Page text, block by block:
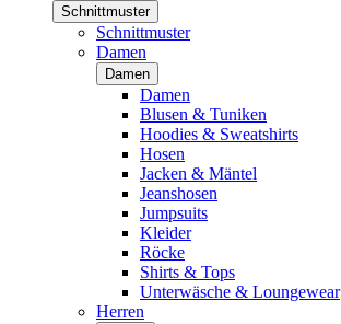
Schnittmuster
Schnittmuster
Damen
Damen
Damen
Blusen & Tuniken
Hoodies & Sweatshirts
Hosen
Jacken & Mäntel
Jeanshosen
Jumpsuits
Kleider
Röcke
Shirts & Tops
Unterwäsche & Loungewear
Herren